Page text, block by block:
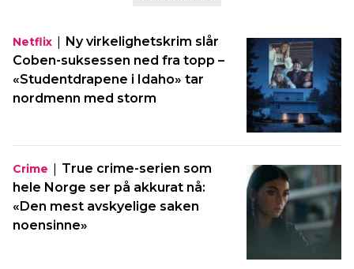
Netflix | Ny virkelighetskrim slår
Coben-suksessen ned fra topp –
«Studentdrapene i Idaho» tar
nordmenn med storm
Crime | True crime-serien som
hele Norge ser på akkurat nå:
«Den mest avskyelige saken
noensinne»